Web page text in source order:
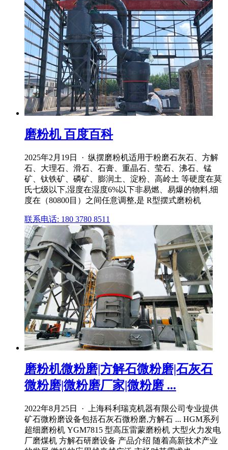
磨粉机 百度百科
2025年2月19日 · 纵摆磨粉机适用于粉磨石灰石、方解
石、大理石、滑石、石膏、重晶石、莹石、沸石、锰
矿、钛铁矿、磷矿、膨润土、淀粉、高岭土 等硬度在莫
氏七级以下,湿度在湿度6%以下非易燃、易爆的物料,细
度在（80800目）之间任意调整,是 R型摆式磨粉机
联系电话: 180 3780 8511
磨粉机微粉磨|方解石微粉磨|石灰石
微粉磨|微粉磨厂家|微粉磨 ...
2022年8月25日 · 上海科利瑞克机器有限公司专业提供
矿石微粉磨设备包括石灰石微粉磨,方解石 ... HGM系列
超细磨粉机 YGM7815 型高压雷蒙磨粉机 大型火力发电
厂磨煤机 方解石研磨设备 产品介绍 随着高新技术产业